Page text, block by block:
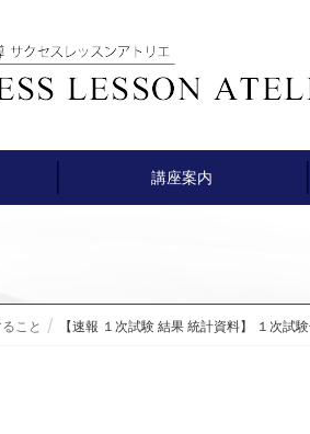
講座案内
こと 【速報 １次試験 結果 統計資料】 １次試